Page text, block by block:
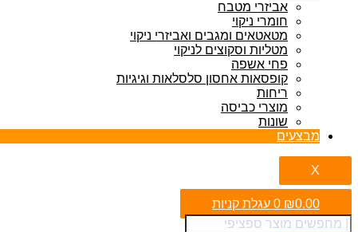
אביזרי מטבח
חומרי ניקוי
מטאטאים ומגבים ואביזרי ניקוי
מטליות וסקוצים לניקוי
פחי אשפה
קופסאות אחסון סלסלאות וגיגיות
ריחות
מוצרי כביסה
שונות
מבצעים
X
₪0.00
0 עגלת קניות